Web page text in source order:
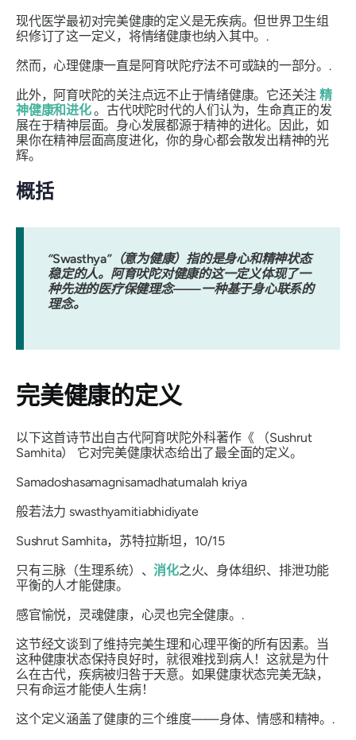
现代医学最初对完美健康的定义是无疾病。但世界卫生组
织修订了这一定义，将情绪健康也纳入其中。.
然而，心理健康一直是阿育吠陀疗法不可或缺的一部分。.
此外，阿育吠陀的关注点远不止于情绪健康。它还关注 精
神健康和进化。古代吠陀时代的人们认为，生命真正的发
展在于精神层面。身心发展都源于精神的进化。因此，如
果你在精神层面高度进化，你的身心都会散发出精神的光
辉。
概括
“Swasthya”（意为健康）指的是身心和精神状态
稳定的人。阿育吠陀对健康的这一定义体现了一
种先进的医疗保健理念——一种基于身心联系的
理念。
完美健康的定义
以下这首诗节出自古代阿育吠陀外科著作《
（Sushrut
Samhita）
它对完美健康状态给出了最全面的定义。
Samadoshasamagnisamadhatumalah kriya
般若法力 swasthyamitiabhidiyate
Sushrut Samhita，苏特拉斯坦，10/15
只有三脉 （生理系统）、消化之火、身体组织、排泄功能
平衡的人才能健康。
感官愉悦，灵魂健康，心灵也完全健康。.
这节经文谈到了维持完美生理和心理平衡的所有因素。当
这种健康状态保持良好时，就很难找到病人！这就是为什
么在古代，疾病被归咎于天意。如果健康状态完美无缺，
只有命运才能使人生病！
这个定义涵盖了健康的三个维度——身体、情感和精神。.